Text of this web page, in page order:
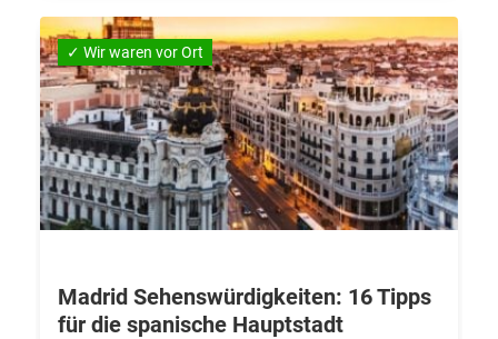
✓ Wir waren vor Ort
Madrid Sehenswürdigkeiten: 16 Tipps
für die spanische Hauptstadt